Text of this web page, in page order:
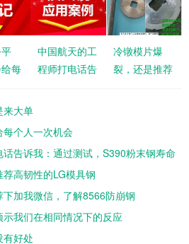
每
中国航天的工
程师打电话告
8566
冷镦模片爆
裂，还是推荐
来大单
每个人一次机会
告诉我：通过测试，S390粉末钢寿命
高韧性的LG模具钢
加我微信，了解8566防崩钢
我们在相同情况下的反应
有好处